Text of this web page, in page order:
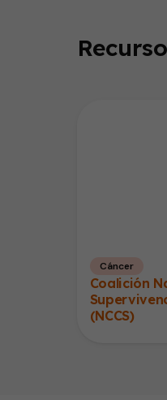
Cáncer
Coalición
(NCCS)